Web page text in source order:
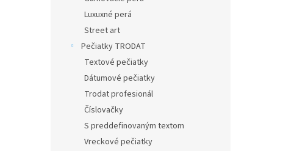
Luxuxné perá
Street art
Pečiatky TRODAT
Textové pečiatky
Dátumové pečiatky
Trodat profesionál
Číslovačky
S preddefinovaným textom
Vreckové pečiatky